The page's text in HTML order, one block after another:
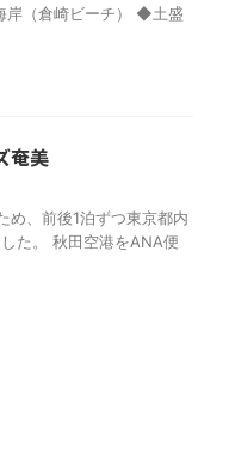
岸（倉崎ビーチ） ◆土盛
奄美
め、前後1泊ずつ東京都内
た。 秋田空港をANA便